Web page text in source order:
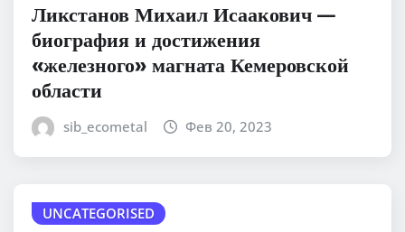
Ликстанов Михаил Исаакович —
биография и достижения
«железного» магната Кемеровской
области
sib_ecometal Фев 20, 2023
UNCATEGORISED